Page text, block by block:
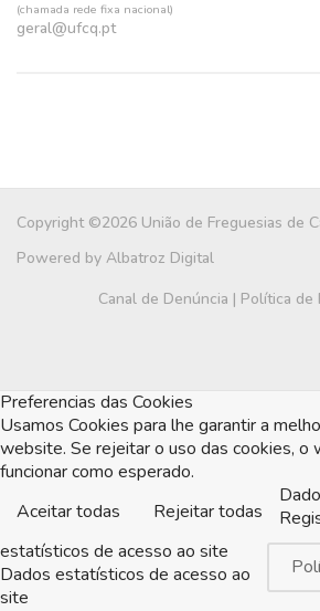
(chamada rede fixa nacional)
geral@ufcq.pt
Copyright ©2026 União de Freguesias de
Powered by Albatroz Digital
Canal de Denúncia | Política de
Preferencias das Cookies
Usamos Cookies para lhe garantir a
website. Se rejeitar o uso das cookies, o
funcionar como esperado.
Aceitar todas
Rejeitar todas
estatísticos de acesso ao site
Dados estatísticos de acesso ao
site